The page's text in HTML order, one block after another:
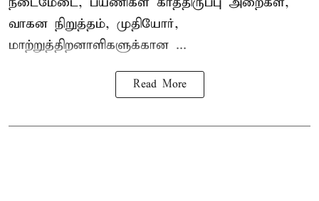
வாகன நிறுத்தம், முதியோர்,
மாற்றுத்திறனாளிகளுக்கான ...
Read More